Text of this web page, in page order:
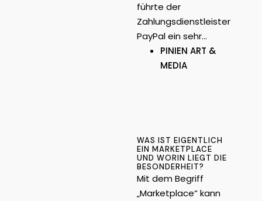
führte der
Zahlungsdienstleister
PayPal ein sehr…
PINIEN ART &
MEDIA
WAS IST EIGENTLICH
EIN MARKETPLACE
UND WORIN LIEGT DIE
BESONDERHEIT?
Mit dem Begriff
„Marketplace“ kann